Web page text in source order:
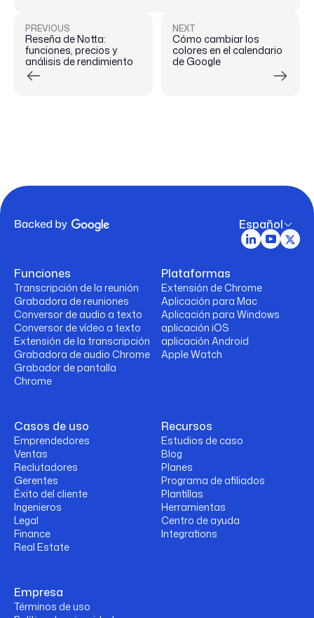
PREVIOUS
Reseña de Notta:
funciones, precios y
análisis de rendimiento
NEXT
Cómo cambiar los
colores en el calendario
de Google
Español
Funciones
Transcripción de la reunión
Grabadora de reuniones
Conversor de audio a texto
Conversor de vídeo a texto
Extensión de la transcripción
Grabadora de audio Chrome
Grabador de pantalla
Chrome
Plataformas
Extensión de Chrome
Aplicación para Mac
Aplicación para Windows
aplicación iOS
aplicación Android
Apple Watch
Casos de uso
Emprendedores
Ventas
Reclutadores
Gerentes
Éxito del cliente
Ingenieros
Legal
Finance
Real Estate
Recursos
Estudios de caso
Blog
Planes
Programa de afiliados
Plantillas
Herramientas
Centro de ayuda
Integrations
Empresa
Términos de uso